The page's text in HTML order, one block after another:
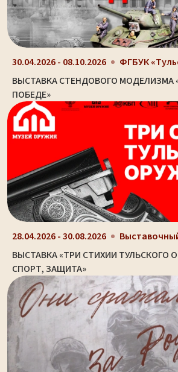
30.04.2026 - 08.10.2026
ВЫСТАВКА СТЕНДОВОГО МОДЕЛИЗМА
ПОБЕДЕ»
28.04.2026 - 30.08.2026
ВЫСТАВКА «ТРИ СТИХИИ ТУЛЬСКОГО
СПОРТ, ЗАЩИТА»